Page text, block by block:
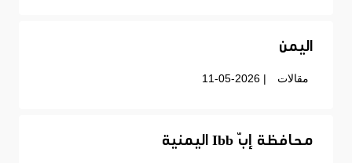
اليمن
مقالات | 11-05-2026
محافظة إبّ Ibb اليمنية